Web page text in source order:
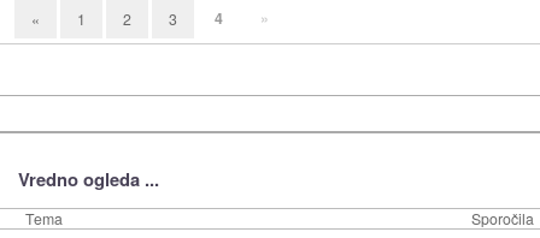
« 1 2 3 4 »
Vredno ogleda ...
Tema Sporočila